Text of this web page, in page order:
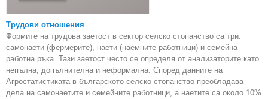
Трудови отношения
Формите на трудова заетост в сектор селско стопанство са три:
самонаети (фермерите), наети (наемните работници) и семейна
работна ръка. Тази заетост често се определя от анализаторите като
непълна, допълнителна и неформална. Според данните на
Агростатистиката в българското селско стопанство преобладава
дела на самонаетите и семейните работници, а наетите са около 10%